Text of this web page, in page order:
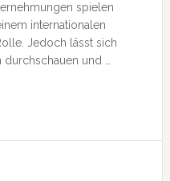
spielen
internationalen
Jedoch lässt sich
und …